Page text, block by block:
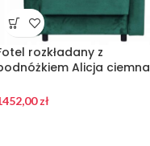
rozkładany z
Alicja ciemna
zł